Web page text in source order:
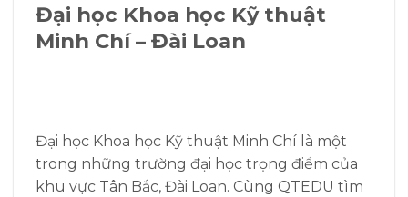
Đại học Khoa học Kỹ thuật
Minh Chí – Đài Loan
Đại học Khoa học Kỹ thuật Minh Chí là một
trong những trường đại học trọng điểm của
khu vực Tân Bắc, Đài Loan. Cùng QTEDU tìm